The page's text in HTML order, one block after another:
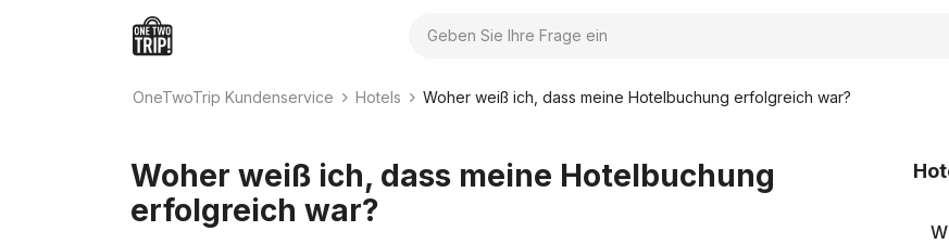
Suche
OneTwoTrip Kundenservice Hotels Woher weiß ich, dass meine Hotelbuchung erfolgreich war?
Woher weiß ich, dass meine Hotelbuchung
erfolgreich war?